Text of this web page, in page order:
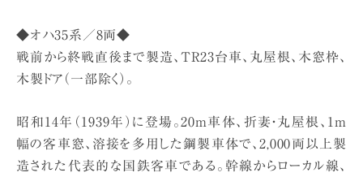
◆オハ35系／8両◆
戦前から終戦直後まで製造、TR23台車、丸屋根、木窓枠、
木製ドア（一部除く）。
昭和14年（1939年）に登場。20m車体、折妻・丸屋根、1m
幅の客車窓、溶接を多用した鋼製車体で、2,000両以上製
造された代表的な国鉄客車である。幹線からローカル線、